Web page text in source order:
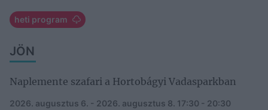
heti program
JÖN
Naplemente szafari a Hortobágyi Vadasparkban
2026. augusztus 6. - 2026. augusztus 8. 17:30 - 20:30